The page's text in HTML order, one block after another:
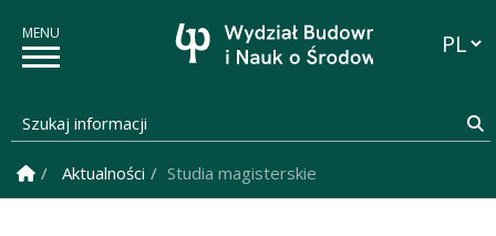
Szukaj informacji
Strona Główna
Aktualności Studia magisterskie Białystok! Rekrutacja